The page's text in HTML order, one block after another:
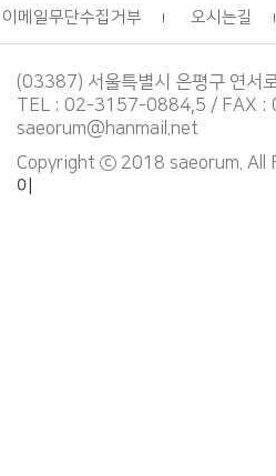
이메일무단수집거부 오시는길
(03387) 서울특별시 은평구 연서
TEL : 02-3157-0884,5 / FAX :
saeorum@hanmail.net
Copyright ⓒ 2018 saeorum. All
이